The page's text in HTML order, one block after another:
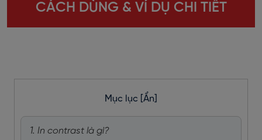
CÁCH DÙNG & VÍ DỤ CHI TIẾT
Mục lục [Ẩn]
1. In contrast là gì?